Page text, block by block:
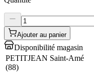
Ajouter au panier
Disponibilité magasin
PETITJEAN Saint-Amé
(88)